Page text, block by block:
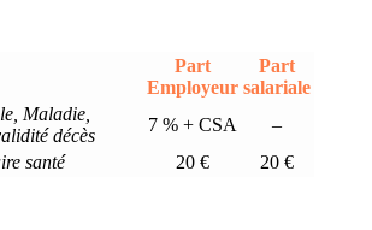
Part
Employeur
Part
salariale
Maladie,
décès
7 % + CSA
–
santé
20 € 20 €